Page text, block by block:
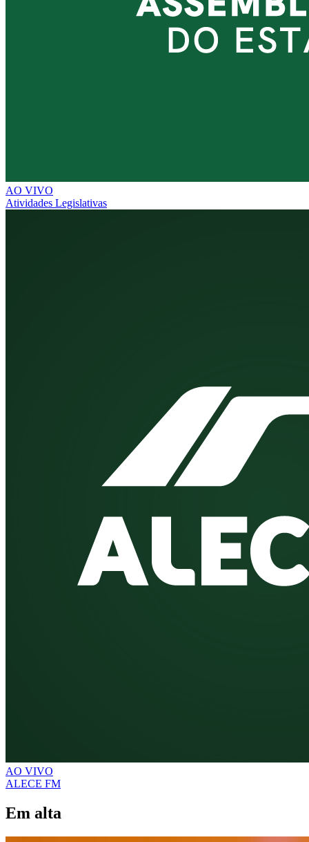
AO VIVO
Atividades Legislativas
AO VIVO
ALECE FM
Em alta